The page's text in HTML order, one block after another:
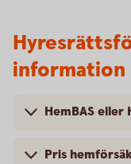
information
HemBAS eller
Pris